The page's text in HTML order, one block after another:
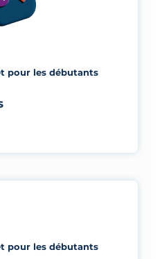
pour les débutants
pour les débutants